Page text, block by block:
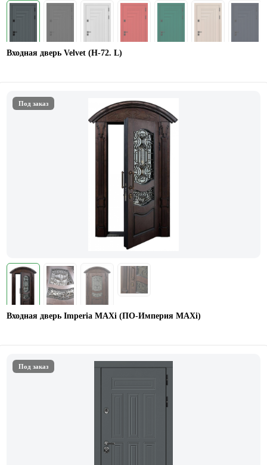
Входная дверь Velvet (Н-72. L)
Под заказ
Входная дверь Imperia MAXi (ПО-Империя MAXi)
Под заказ